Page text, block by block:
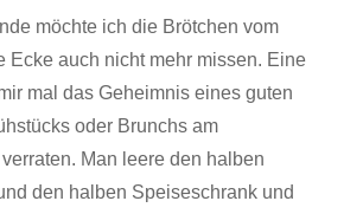
möchte ich die Brötchen vom
Ecke auch nicht mehr missen. Eine
mal das Geheimnis eines guten
oder Brunchs am
Man leere den halben
den halben Speiseschrank und